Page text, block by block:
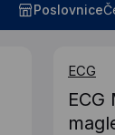
Poslovnice
ECG